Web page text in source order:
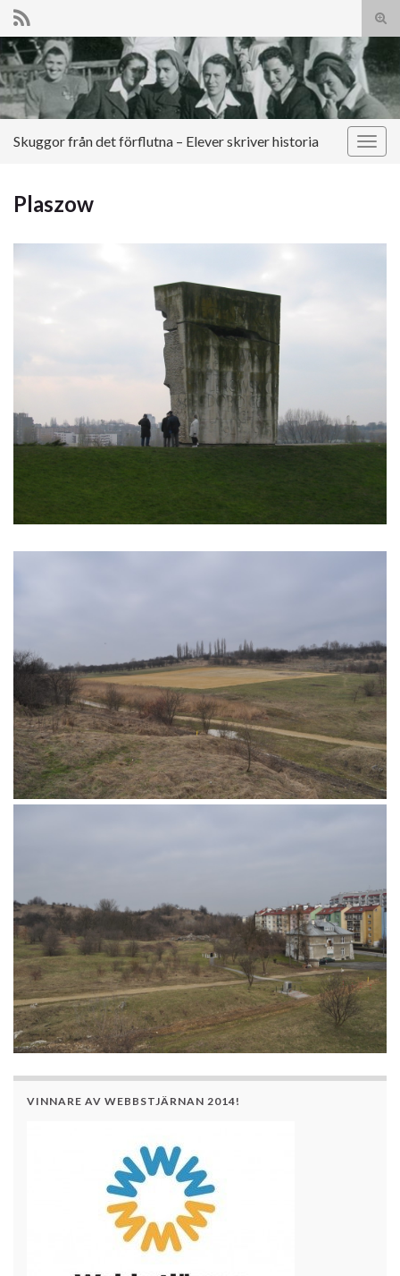
Slå
på/
Search for:
Slå
Skuggor från det förflutna – Elever skriver historia
Plaszow
VINNARE AV WEBBSTJÄRNAN 2014!